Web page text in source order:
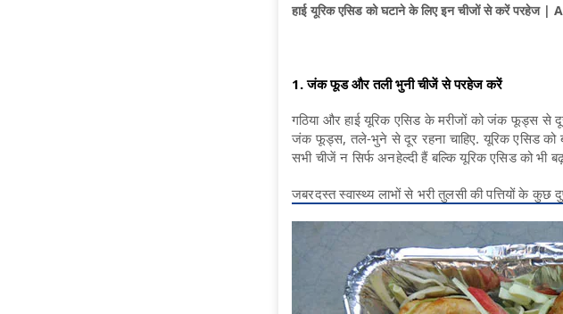
हाई यूरिक एसिड को घटाने के लिए इन चीजों से करें
1. जंक फूड और तली भुनी चीजें से परहेज करें
गठिया और हाई यूरिक एसिड के मरीजों को जंक फूड्स से
जंक फूड्स, तले-भुने से दूर रहना चाहिए. यूरिक एसिड
सभी चीजें न सिर्फ अनहेल्दी हैं बल्कि यूरिक एसिड को भी
जबरदस्त स्वास्थ्य लाभों से भरी तुलसी की पत्तियों के